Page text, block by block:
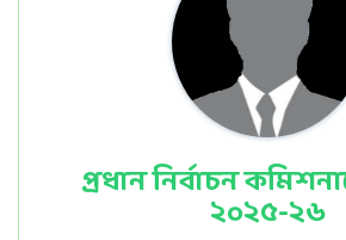
প্রধান নির্বাচন
২০২৫-২৬